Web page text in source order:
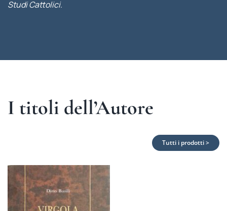
Studi Cattolici.
I titoli dell’Autore
Tutti i prodotti >